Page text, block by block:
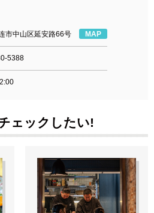
市中山区延安路66号 MAP
5388
ェックしたい!